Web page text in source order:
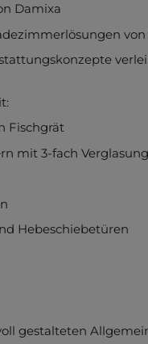
Damixa
von
Fischgrät
mit 3-fach Verglasung
Hebeschiebetüren
gestalteten